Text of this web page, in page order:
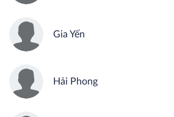
Gia Yến
Hải Phong